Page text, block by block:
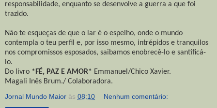
responsabilidade, enquanto se desenvolve a guerra a que foi
trazido.
Não te esqueças de que o lar é o espelho, onde o mundo
contempla o teu perfil e, por isso mesmo, intrépidos e tranquilos
nos compromissos esposados, saibamos enobrecê-lo e santificá-
lo.
Do livro *FÉ, PAZ E AMOR* Emmanuel/Chico Xavier.
Magali Inês Brum./ Colaboradora.
Jornal Mundo Maior às 08:10 Nenhum comentário: